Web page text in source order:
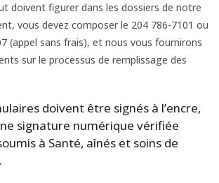
doivent figurer dans les dossiers de notre
vous devez composer le 204 786-7101 ou
(appel sans frais), et nous vous fournirons
sur le processus de remplissage des
doivent être signés à l’encre,
signature numérique vérifiée
à Santé, aînés et soins de